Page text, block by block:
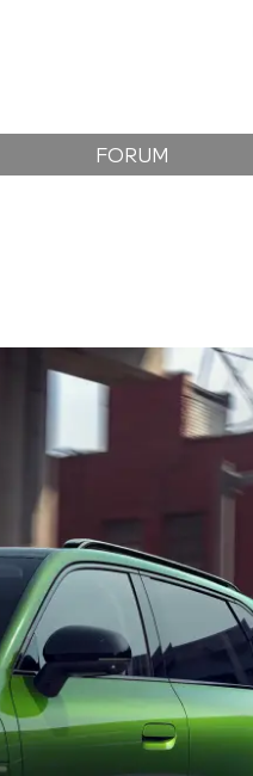
FORUM